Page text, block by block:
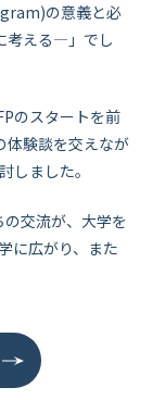
の意義と必
考える―」でし
のスタートを前
体験談を交えなが
しました。
交流が、大学を
に広がり、また